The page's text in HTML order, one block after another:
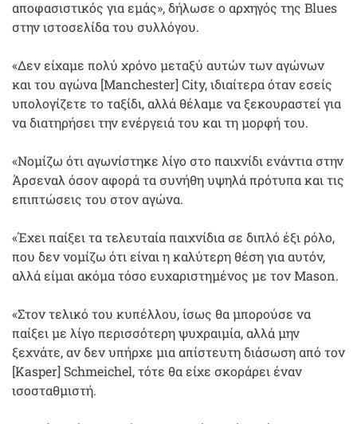
αποφασιστικός για εμάς», δήλωσε ο αρχηγός της Blues
στην ιστοσελίδα του συλλόγου.
«Δεν είχαμε πολύ χρόνο μεταξύ αυτών των αγώνων
και του αγώνα [Manchester] City, ιδιαίτερα όταν εσείς
υπολογίζετε το ταξίδι, αλλά θέλαμε να ξεκουραστεί για
να διατηρήσει την ενέργειά του και τη μορφή του.
«Νομίζω ότι αγωνίστηκε λίγο στο παιχνίδι ενάντια στην
Άρσεναλ όσον αφορά τα συνήθη υψηλά πρότυπα και τις
επιπτώσεις του στον αγώνα.
«Έχει παίξει τα τελευταία παιχνίδια σε διπλό έξι ρόλο,
που δεν νομίζω ότι είναι η καλύτερη θέση για αυτόν,
αλλά είμαι ακόμα τόσο ευχαριστημένος με τον Mason.
«Στον τελικό του κυπέλλου, ίσως θα μπορούσε να
παίξει με λίγο περισσότερη ψυχραιμία, αλλά μην
ξεχνάτε, αν δεν υπήρχε μια απίστευτη διάσωση από τον
[Kasper] Schmeichel, τότε θα είχε σκοράρει έναν
ισοσταθμιστή.